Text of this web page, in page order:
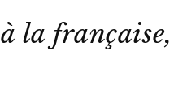
la